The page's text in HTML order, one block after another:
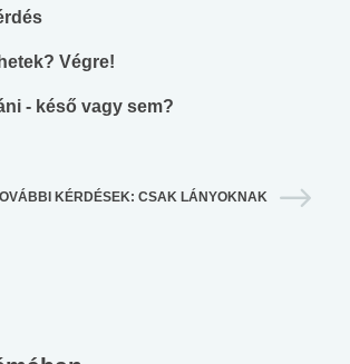
Végre!
- késő vagy sem?
KÉRDÉSEK: CSAK LÁNYOKNAK